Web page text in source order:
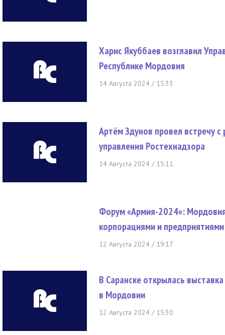
Харис Якуббаев возглавил
Республике Мордовия
14 Августа 2024 / 15:33
Артём Здунов провел встречу
управления Ростехнадзора
14 Августа 2024 / 15:11
Форум «Армия-2024»:
корпорациями и
12 Августа 2024 / 19:17
В Саранске открылась
в Мордовии
12 Августа 2024 / 15:30